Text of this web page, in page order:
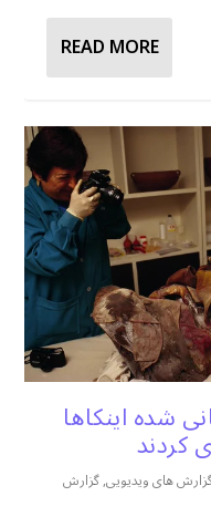
READ MORE
شده اینکاها
های ویدیویی,گزارش